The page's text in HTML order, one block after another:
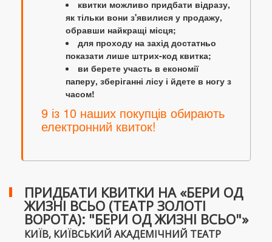
квитки можливо придбати відразу,
як тільки вони з'явилися у продажу,
обравши найкращі місця;
для проходу на захід достатньо
показати лише штрих-код квитка;
ви берете участь в економії
паперу, зберіганні лісу і йдете в ногу з
часом!
9 із 10 наших покупців обирають
електронний квиток!
ПРИДБАТИ КВИТКИ НА «БЕРИ ОД
ЖИЗНІ ВСЬО (ТЕАТР ЗОЛОТІ
ВОРОТА): "БЕРИ ОД ЖИЗНІ ВСЬО"»
КИЇВ, КИЇВСЬКИЙ АКАДЕМІЧНИЙ ТЕАТР